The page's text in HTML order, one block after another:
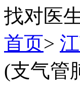
找对医
首页>
(支气管